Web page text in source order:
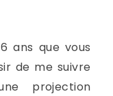
ans que vous
de me suivre
projection